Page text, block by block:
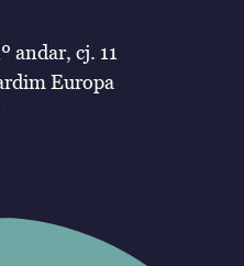
andar, cj. 11
Europa